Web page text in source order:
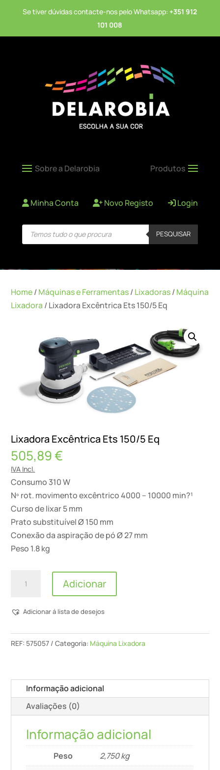
Se tiver dúvidas contacte-nos pelo Whatsapp: +351 912
101 008
Minha Conta Novo Registo Login
Products
search PESQUISAR
Home/Máquinas e Ferramentas/Lixadoras/Máquina
Lixadora / Lixadora Excêntrica Ets 150/5 Eq
Lixadora Excêntrica Ets 150/5 Eq
505,89€
IVA Incl.
Consumo 310 W
Nº rot. movimento excêntrico 4000 – 10000 min?¹
Curso de lixar 5 mm
Prato substituível Ø 150 mm
Conexão da aspiração de pó Ø 27 mm
Peso 1.8 kg
Quantidade
Excêntrica
150/5
Adicionar
Adicionar á lista de desejos
REF: 575057 Categoria: Máquina Lixadora
Informação adicional
Avaliações (0)
Informação adicional
Peso
2,750 kg